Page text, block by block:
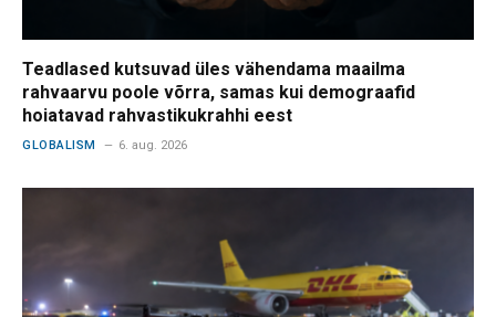
Teadlased kutsuvad üles vähendama maailma
rahvaarvu poole võrra, samas kui demograafid
hoiatavad rahvastikukrahhi eest
GLOBALISM 6. aug. 2026